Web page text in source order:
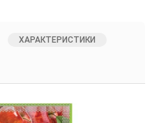
ХАРАКТЕРИСТИКИ